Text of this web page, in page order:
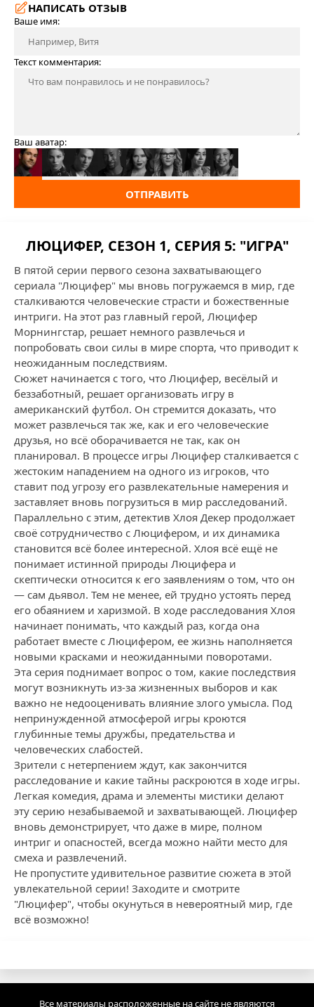
НАПИСАТЬ ОТЗЫВ
Ваше имя:
Текст комментария:
Ваш аватар:
ОТПРАВИТЬ
ЛЮЦИФЕР, СЕЗОН 1, СЕРИЯ 5: "ИГРА"
В пятой серии первого сезона захватывающего
сериала "Люцифер" мы вновь погружаемся в мир, где
сталкиваются человеческие страсти и божественные
интриги. На этот раз главный герой, Люцифер
Морнингстар, решает немного развлечься и
попробовать свои силы в мире спорта, что приводит к
неожиданным последствиям.
Сюжет начинается с того, что Люцифер, весёлый и
беззаботный, решает организовать игру в
американский футбол. Он стремится доказать, что
может развлечься так же, как и его человеческие
друзья, но всё оборачивается не так, как он
планировал. В процессе игры Люцифер сталкивается с
жестоким нападением на одного из игроков, что
ставит под угрозу его развлекательные намерения и
заставляет вновь погрузиться в мир расследований.
Параллельно с этим, детектив Хлоя Декер продолжает
своё сотрудничество с Люцифером, и их динамика
становится всё более интересной. Хлоя всё ещё не
понимает истинной природы Люцифера и
скептически относится к его заявлениям о том, что он
— сам дьявол. Тем не менее, ей трудно устоять перед
его обаянием и харизмой. В ходе расследования Хлоя
начинает понимать, что каждый раз, когда она
работает вместе с Люцифером, ее жизнь наполняется
новыми красками и неожиданными поворотами.
Эта серия поднимает вопрос о том, какие последствия
могут возникнуть из-за жизненных выборов и как
важно не недооценивать влияние злого умысла. Под
непринужденной атмосферой игры кроются
глубинные темы дружбы, предательства и
человеческих слабостей.
Зрители с нетерпением ждут, как закончится
расследование и какие тайны раскроются в ходе игры.
Легкая комедия, драма и элементы мистики делают
эту серию незабываемой и захватывающей. Люцифер
вновь демонстрирует, что даже в мире, полном
интриг и опасностей, всегда можно найти место для
смеха и развлечений.
Не пропустите удивительное развитие сюжета в этой
увлекательной серии! Заходите и смотрите
"Люцифер", чтобы окунуться в невероятный мир, где
всё возможно!
Все материалы расположенные на сайте не являются